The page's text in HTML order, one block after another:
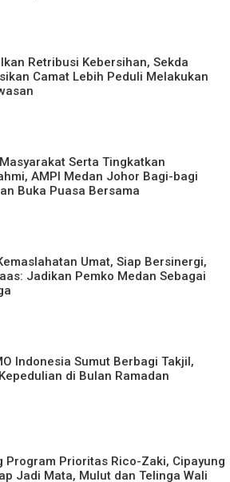
Retribusi Kebersihan, Sekda
Camat Lebih Peduli Melakukan
Serta Tingkatkan
AMPI Medan Johor Bagi-bagi
Buka Puasa Bersama
Umat, Siap Bersinergi,
Jadikan Pemko Medan Sebagai
Indonesia Sumut Berbagi Takjil,
di Bulan Ramadan
Program Prioritas Rico-Zaki, Cipayung
Jadi Mata, Mulut dan Telinga Wali